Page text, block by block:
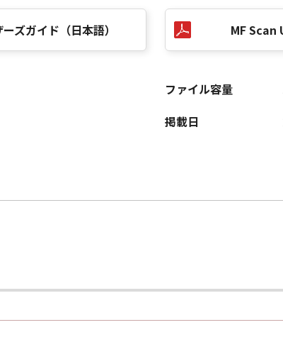
びその複製物のすべてを廃棄および消去することに
に違反した場合、本契約書は直ちに終了します。
"commercial computer software documentation,"
とは、本契約書中で定義される「本ソフトウェア」
部が法律により無効であると決定された場合でも、
ズガイド（日本語） MF
ファイル容量
掲載日